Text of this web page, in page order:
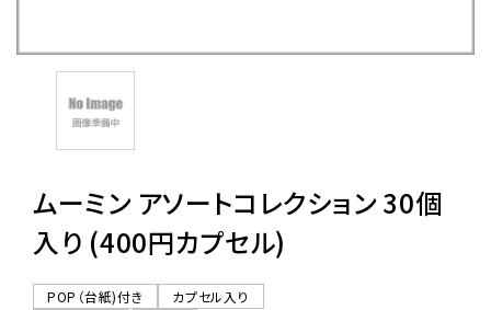
06-6282-7659
ムーミン アソートコレクション 30個
入り (400円カプセル)
POP（台紙)付き
カプセル入り